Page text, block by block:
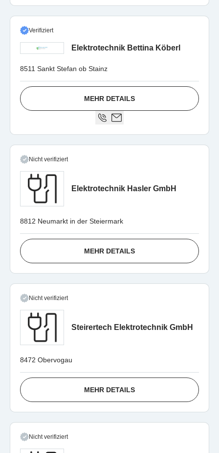
Verifiziert
Elektrotechnik Bettina Köberl
8511 Sankt Stefan ob Stainz
MEHR DETAILS
Nicht verifiziert
Elektrotechnik Hasler GmbH
8812 Neumarkt in der Steiermark
MEHR DETAILS
Nicht verifiziert
Steirertech Elektrotechnik GmbH
8472 Obervogau
MEHR DETAILS
Nicht verifiziert